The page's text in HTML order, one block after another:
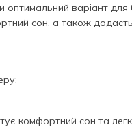
оптимальний варіант
сон, а також
комфортний сон та